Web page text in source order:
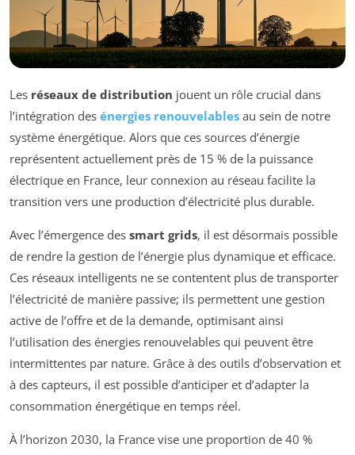
Les réseaux de distribution jouent un rôle crucial dans
l’intégration des énergies renouvelables au sein de notre
système énergétique. Alors que ces sources d’énergie
représentent actuellement près de 15 % de la puissance
électrique en France, leur connexion au réseau facilite la
transition vers une production d’électricité plus durable.
Avec l’émergence des smart grids, il est désormais possible
de rendre la gestion de l’énergie plus dynamique et efficace.
Ces réseaux intelligents ne se contentent plus de transporter
l’électricité de manière passive; ils permettent une gestion
active de l’offre et de la demande, optimisant ainsi
l’utilisation des énergies renouvelables qui peuvent être
intermittentes par nature. Grâce à des outils d’observation et
à des capteurs, il est possible d’anticiper et d’adapter la
consommation énergétique en temps réel.
À l’horizon 2030, la France vise une proportion de 40 %